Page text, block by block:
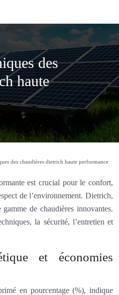
des
haute
des chaudières dietrich haute performance
est crucial pour le confort,
de l’environnement. Dietrich,
de chaudières innovantes.
la sécurité, l’entretien et
et économies
en pourcentage (%), indique